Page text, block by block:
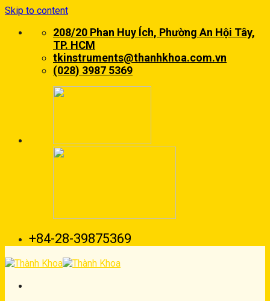
Skip to content
208/20 Phan Huy Ích, Phường An Hội Tây,
TP. HCM
tkinstruments@thanhkhoa.com.vn
(028) 3987 5369
+84-28-39875369